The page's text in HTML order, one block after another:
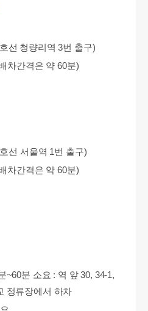
선 청량리역 3번 출구)
차간격은 약 60분)
선 서울역 1번 출구)
차간격은 약 60분)
~60분 소요 : 역 앞 30, 34-1,
정류장에서 하차